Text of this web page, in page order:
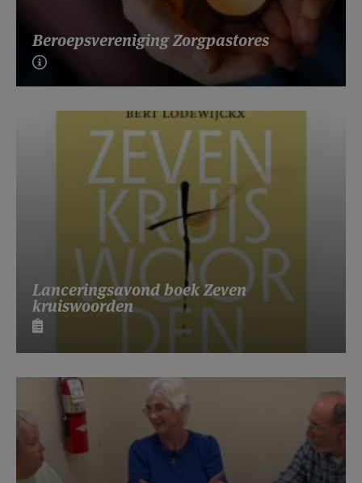
Beroepsvereniging Zorgpastores
Lanceringsavond boek Zeven
kruiswoorden